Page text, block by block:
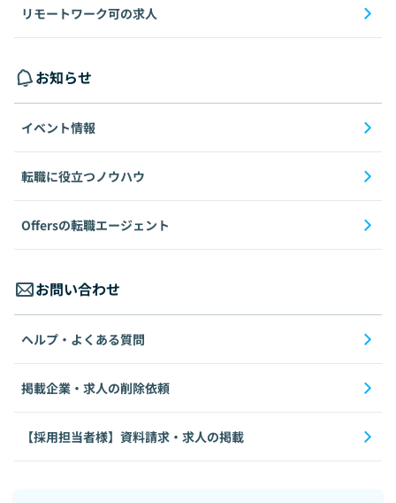
リモートワーク可の求人
お知らせ
イベント情報
転職に役立つノウハウ
Offersの転職エージェント
お問い合わせ
ヘルプ・よくある質問
掲載企業・求人の削除依頼
【採用担当者様】資料請求・求人の掲載